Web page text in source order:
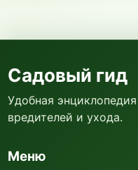
Садовый гид
Удобная
вредителей и ухода.
Меню